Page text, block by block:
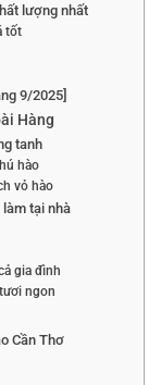
lượng nhất
tốt
9/2025]
Hàng
tanh
hào
vỏ hào
làm tại nhà
gia đình
ngon
Cần Thơ